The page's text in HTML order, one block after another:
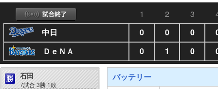
1 2 3
中日
0 0 0
ＤｅＮＡ
0 1 0
石田
7試合 3勝 1敗
バッテリー